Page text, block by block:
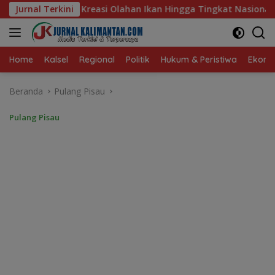
Langsung
ke
konten
Jurnal Terkini
Ikan Hingga Tingkat Nasional Pada Lomba Masak Serba Ikan
Home Kalsel Regional Politik Hukum & Peristiwa
Beranda Pulang Pisau
Pulang Pisau